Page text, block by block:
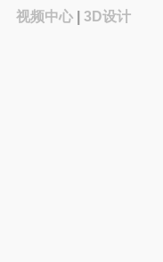
视频中心 3D设计